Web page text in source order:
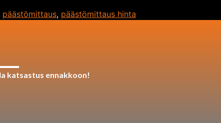
päästömittaus, päästömittaus hinta
katsastus ennakkoon!